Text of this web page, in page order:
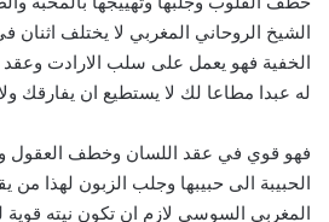
الشيخ الروحاني المغربي لا يختلف اثنان
الخفية فهو يعمل على سلب الارادت وعقد
له عبدا مطاعا لك لا يستطيع ان يفارقك
فهو قوي في عقد اللسان وخطف العقول
الحبيبة الى حبيبها وجلب الزبون لهذا من
المغربي السوسي لازم ان تكون نيته قوية